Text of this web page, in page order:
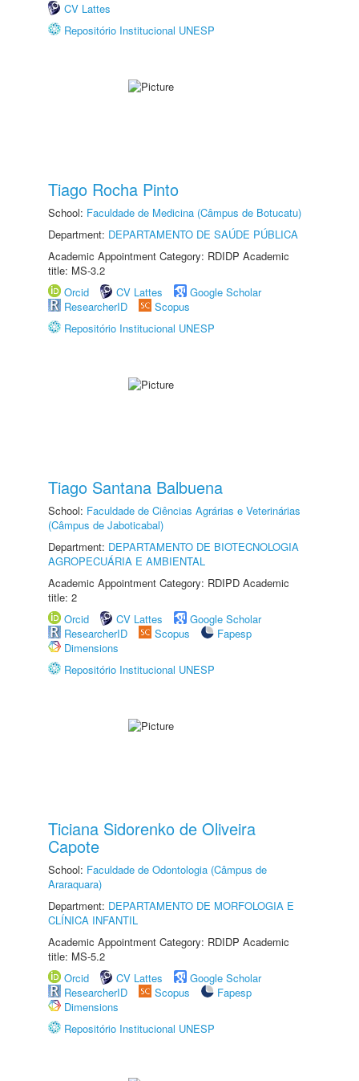
CV Lattes
Repositório Institucional UNESP
Tiago Rocha Pinto
School: Faculdade de Medicina (Câmpus de Botucatu)
Department: DEPARTAMENTO DE SAÚDE PÚBLICA
Academic Appointment Category: RDIDP Academic
title: MS-3.2
Orcid
CV Lattes
Google Scholar
ResearcherID
Scopus
Repositório Institucional UNESP
Tiago Santana Balbuena
School: Faculdade de Ciências Agrárias e Veterinárias
(Câmpus de Jaboticabal)
Department: DEPARTAMENTO DE BIOTECNOLOGIA
AGROPECUÁRIA E AMBIENTAL
Academic Appointment Category: RDIPD Academic
title: 2
Orcid
CV Lattes
Google Scholar
ResearcherID
Scopus
Fapesp
Dimensions
Repositório Institucional UNESP
Ticiana Sidorenko de Oliveira
Capote
School: Faculdade de Odontologia (Câmpus de
Araraquara)
Department: DEPARTAMENTO DE MORFOLOGIA E
CLÍNICA INFANTIL
Academic Appointment Category: RDIDP Academic
title: MS-5.2
Orcid
CV Lattes
Google Scholar
ResearcherID
Scopus
Fapesp
Dimensions
Repositório Institucional UNESP